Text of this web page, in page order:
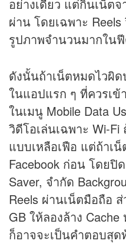
อย่างเดียว แต่กินเน็ต
ผ่าน โดยเฉพาะ
รูปภาพจำนวนมากใน
ดังนั้นถ้าเน็ตหมดไวผิด
ในแอปแรก ๆ ที่ควรเข้
ในเมนู Mobile Data
วิดีโอเล่นเฉพาะ Wi-
แบบเหลือเฟือ แต่ถ้าเ
Facebook ก่อน โดยปิ
Saver, จำกัด
Reels ผ่านเน็ตมือถือ
GB ให้ลองล้าง
ก็อาจจะเป็นคำตอบสุด